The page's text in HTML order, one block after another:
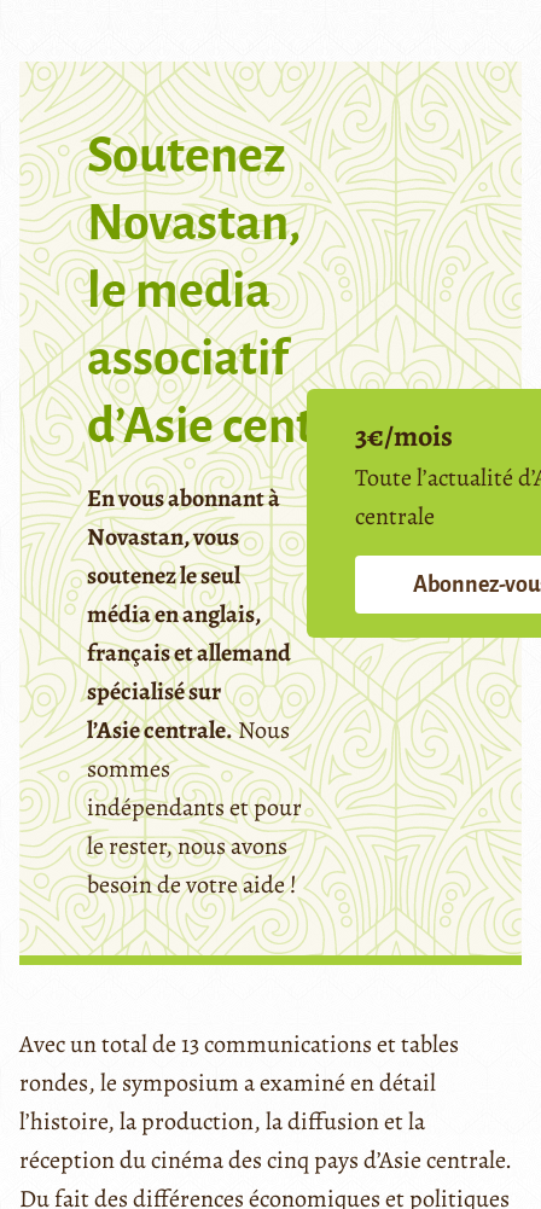
Soutenez
Novastan,
le media
associatif
d’Asie centrale
En vous abonnant à
Novastan, vous
soutenez le seul
média en anglais,
français et allemand
spécialisé sur
l’Asie centrale.Nous
sommes
indépendants et pour
le rester, nous avons
besoin de votre aide !
3€/mois
Toute l’actualité
centrale
Abonnez-
Avec un total de 13 communications et tables
rondes, le symposium a examiné en détail
l’histoire, la production, la diffusion et la
réception du cinéma des cinq pays d’Asie centrale.
Du fait des différences économiques et politiques